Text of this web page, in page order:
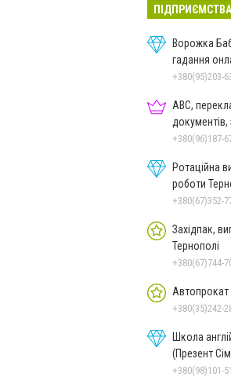
Ворожка
гадання
порчі
+380(95)203-
ABC,
документів,
+380(96)187-
Ротаційна
роботи
+380(67)352-
Західпак,
Тернополі
+380(67)744-
Автопрокат
+380(35)242-
Школа
(Презент
Тернополі
+380(98)101-